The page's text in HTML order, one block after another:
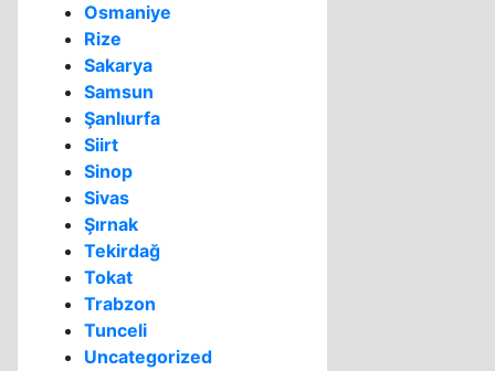
Osmaniye
Rize
Sakarya
Samsun
Şanlıurfa
Siirt
Sinop
Sivas
Şırnak
Tekirdağ
Tokat
Trabzon
Tunceli
Uncategorized